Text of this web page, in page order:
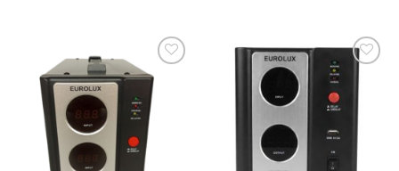
AJOUTER
À MES
FAVORIS
AJOUTER
À MES
FAVORIS